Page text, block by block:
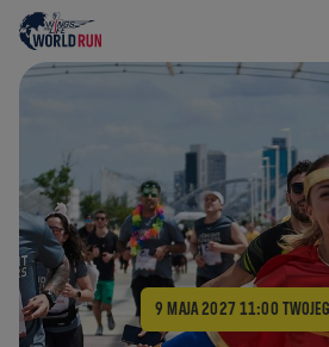
Największe wydarzenie biegowe na
9 MAJA 2027 11:00